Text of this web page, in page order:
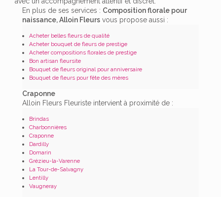
En plus de ses services : Composition florale pour
naissance, Alloin Fleurs vous propose aussi :
Acheter belles fleurs de qualité
Acheter bouquet de fleurs de prestige
Acheter compositions florales de prestige
Bon artisan fleursite
Bouquet de fleurs original pour anniversaire
Bouquet de fleurs pour fête des mères
Craponne
Alloin Fleurs Fleuriste intervient à proximité de :
Brindas
Charbonnières
Craponne
Dardilly
Domarin
Grézieu-la-Varenne
La Tour-de-Salvagny
Lentilly
Vaugneray